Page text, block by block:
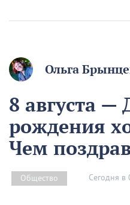
Ольга
8 августа —
рождения
Чем
Общество Сегодня в